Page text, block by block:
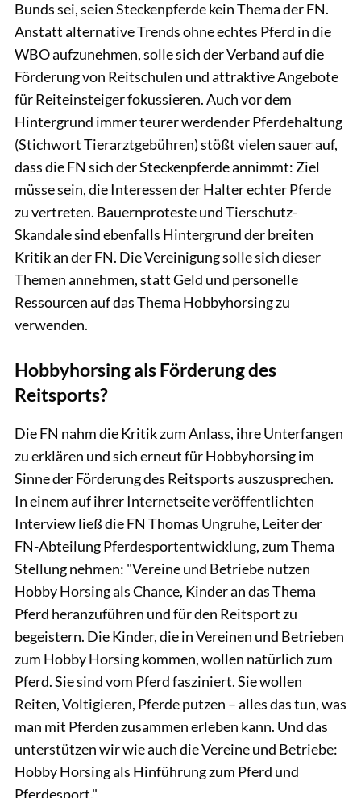
Bunds sei, seien Steckenpferde kein Thema der FN.
Anstatt alternative Trends ohne echtes Pferd in die
WBO aufzunehmen, solle sich der Verband auf die
Förderung von Reitschulen und attraktive Angebote
für Reiteinsteiger fokussieren. Auch vor dem
Hintergrund immer teurer werdender Pferdehaltung
(Stichwort Tierarztgebühren) stößt vielen sauer auf,
dass die FN sich der Steckenpferde annimmt: Ziel
müsse sein, die Interessen der Halter echter Pferde
zu vertreten. Bauernproteste und Tierschutz-
Skandale sind ebenfalls Hintergrund der breiten
Kritik an der FN. Die Vereinigung solle sich dieser
Themen annehmen, statt Geld und personelle
Ressourcen auf das Thema Hobbyhorsing zu
verwenden.
Hobbyhorsing als Förderung des
Reitsports?
Die FN nahm die Kritik zum Anlass, ihre Unterfangen
zu erklären und sich erneut für Hobbyhorsing im
Sinne der Förderung des Reitsports auszusprechen.
In einem auf ihrer Internetseite veröffentlichten
Interview ließ die FN Thomas Ungruhe, Leiter der
FN-Abteilung Pferdesportentwicklung, zum Thema
Stellung nehmen: "Vereine und Betriebe nutzen
Hobby Horsing als Chance, Kinder an das Thema
Pferd heranzuführen und für den Reitsport zu
begeistern. Die Kinder, die in Vereinen und Betrieben
zum Hobby Horsing kommen, wollen natürlich zum
Pferd. Sie sind vom Pferd fasziniert. Sie wollen
Reiten, Voltigieren, Pferde putzen – alles das tun, was
man mit Pferden zusammen erleben kann. Und das
unterstützen wir wie auch die Vereine und Betriebe:
Hobby Horsing als Hinführung zum Pferd und
Pferdesport."